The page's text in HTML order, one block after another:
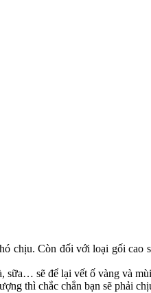
chịu. Còn đối với loại gối cao
sẽ để lại vết ố vàng và
thì chắc chắn bạn sẽ phải